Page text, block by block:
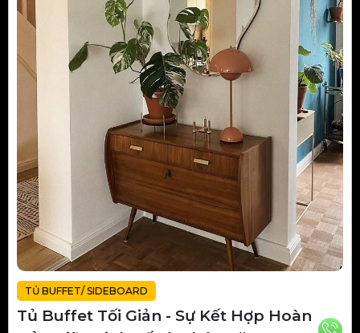
TỦ BUFFET/ SIDEBOARD
Tủ Buffet Tối Giản - Sự Kết Hợp Hoàn